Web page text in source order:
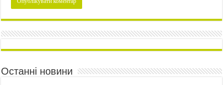
Останні новини